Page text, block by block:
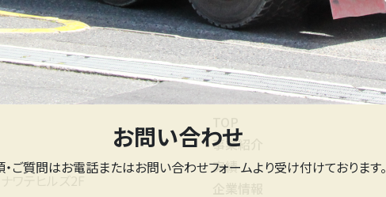
お問い合わせ
ご質問はお電話またはお問い合わせフォームより受け付けております。
ナワテヒルズ2F
事業紹介
実績